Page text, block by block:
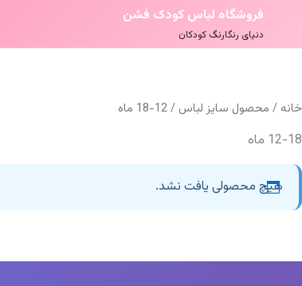
فروشگاه لباس کودک فشن
دنیای رنگارنگ کودکان
خانه / محصول سایز لباس / 12-18 ماه
12-18 ماه
هیچ محصولی یافت نشد.